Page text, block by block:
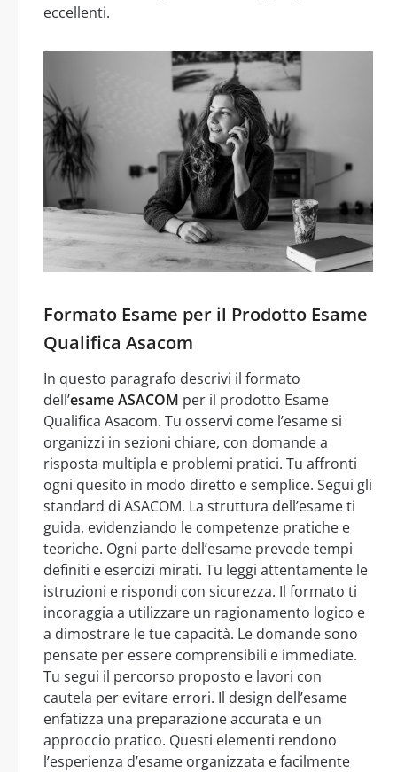
eccellenti.
Formato Esame per il Prodotto Esame
Qualifica Asacom
In questo paragrafo descrivi il formato
dell’esame ASACOM per il prodotto Esame
Qualifica Asacom. Tu osservi come l’esame si
organizzi in sezioni chiare, con domande a
risposta multipla e problemi pratici. Tu affronti
ogni quesito in modo diretto e semplice. Segui gli
standard di ASACOM. La struttura dell’esame ti
guida, evidenziando le competenze pratiche e
teoriche. Ogni parte dell’esame prevede tempi
definiti e esercizi mirati. Tu leggi attentamente le
istruzioni e rispondi con sicurezza. Il formato ti
incoraggia a utilizzare un ragionamento logico e
a dimostrare le tue capacità. Le domande sono
pensate per essere comprensibili e immediate.
Tu segui il percorso proposto e lavori con
cautela per evitare errori. Il design dell’esame
enfatizza una preparazione accurata e un
approccio pratico. Questi elementi rendono
l’esperienza d’esame organizzata e facilmente